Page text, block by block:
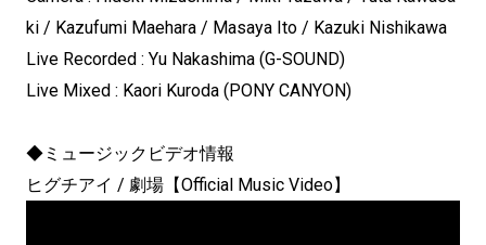
ki / Kazufumi Maehara / Masaya Ito / Kazuki Nishikawa
Live Recorded : Yu Nakashima (G-SOUND)
Live Mixed : Kaori Kuroda (PONY CANYON)
◆ミュージックビデオ情報
ヒグチアイ / 劇場【Official Music Video】